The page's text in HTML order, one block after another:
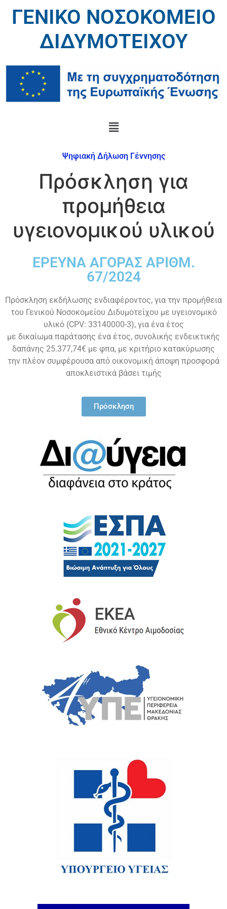
ΓΕΝΙΚΟ ΝΟΣΟΚΟΜΕΙΟ
ΔΙΔΥΜΟΤΕΙΧΟΥ
Ψηφιακή Δήλωση Γέννησης
Πρόσκληση για
προμήθεια
υγειονομικού υλικού
ΕΡΕΥΝΑ ΑΓΟΡΑΣ ΑΡΙΘΜ.
67/2024
Πρόσκληση εκδήλωσης ενδιαφέροντος, για την προμήθεια
του Γενικού Νοσοκομείου Διδυμοτείχου με υγειονομικό
υλικό (CPV: 33140000-3), για ένα έτος
με δικαίωμα παράτασης ένα έτος, συνολικής ενδεικτικής
δαπάνης 25.377,74€ με φπα, με κριτήριο κατακύρωσης
την πλέον συμφέρουσα από οικονομική άποψη προσφορά
αποκλειστικά βάσει τιμής
Πρόσκληση